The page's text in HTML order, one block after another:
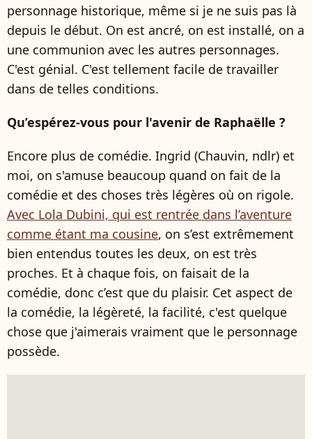
personnage historique, même si je ne suis pas là
depuis le début. On est ancré, on est installé, on a
une communion avec les autres personnages.
C'est génial. C'est tellement facile de travailler
dans de telles conditions.
Qu’espérez-vous pour l'avenir de Raphaëlle ?
Encore plus de comédie. Ingrid (Chauvin, ndlr) et
moi, on s'amuse beaucoup quand on fait de la
comédie et des choses très légères où on rigole.
Avec Lola Dubini, qui est rentrée dans l’aventure
comme étant ma cousine, on s’est extrêmement
bien entendus toutes les deux, on est très
proches. Et à chaque fois, on faisait de la
comédie, donc c’est que du plaisir. Cet aspect de
la comédie, la légèreté, la facilité, c'est quelque
chose que j'aimerais vraiment que le personnage
possède.